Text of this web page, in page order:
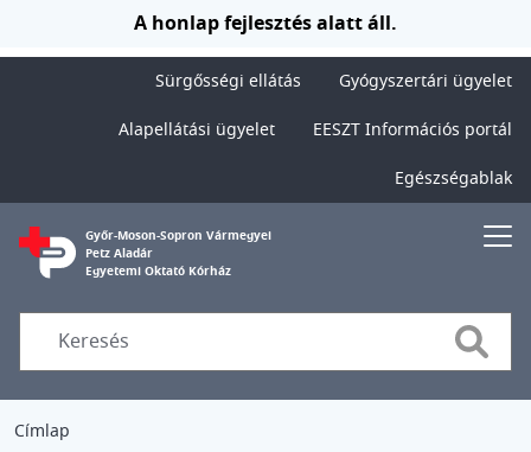
Ugrás a tartalomraA honlap fejlesztés alatt áll.
Sürgősségi ellátás
Gyógyszertári ügyelet
Alapellátási ügyelet
EESZT Információs portál
Egészségablak
Győr-Moson-Sopron Vármegyei
Petz Aladár
Egyetemi Oktató Kórház
Search
Címlap